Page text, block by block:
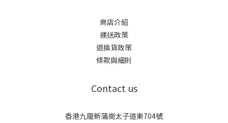
商店介紹
運送政策
退換貨政策
條款與細則
Contact us
香港九龍新蒲崗太子道東704號